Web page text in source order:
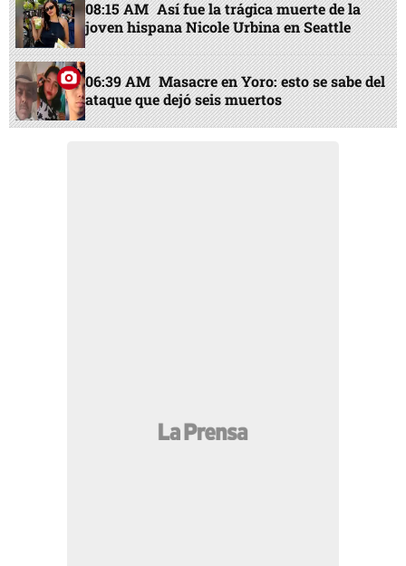
08:15 AM Así fue la trágica muerte de la
joven hispana Nicole Urbina en Seattle
06:39 AM Masacre en Yoro: esto se sabe del
ataque que dejó seis muertos